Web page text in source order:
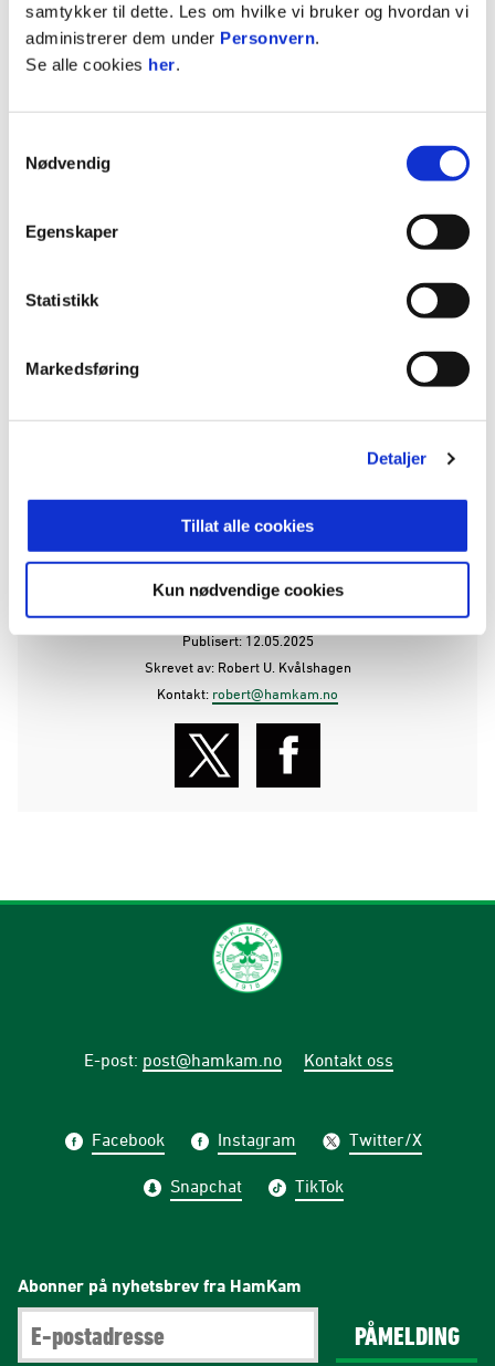
samtykker til dette. Les om hvilke vi bruker og hvordan vi
administrerer dem under Personvern.
Se alle cookies her.
Nødvendig
Egenskaper
Statistikk
Markedsføring
Detaljer
Tillat alle cookies
Kun nødvendige cookies
HamKam
G19
KFUM -
HamKam
20.15
KFUM
Fredag 16. mai 2025:
HamKam
Intility
Lørdag 17. mai 2025:
Søndag 18. mai 2025:
ANNONSE FRA ELITESERIEN:
Publisert: 12.05.2025
Skrevet av: Robert U. Kvålshagen
Kontakt: robert@hamkam.no
E-post: post@hamkam.no Kontakt oss
Facebook Instagram Twitter/X
Snapchat TikTok
Abonner på nyhetsbrev fra HamKam
PÅMELDING